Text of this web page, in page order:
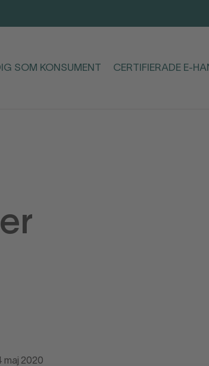
SOM KONSUMENT CERTIFIERADE E-
maj 2020